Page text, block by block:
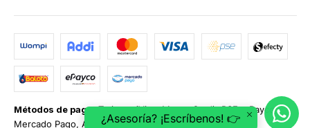
Métodos de pago:Tarjetas (Visa, MasterCard), PSE, ePayco,
Mercado Pago, Addi y Sistecrédito.¿Asesoría? ¡Escríbenos! 👉